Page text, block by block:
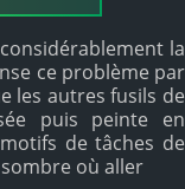
la
ce problème par
les autres fusils de
puis peinte en
de tâches de
où aller